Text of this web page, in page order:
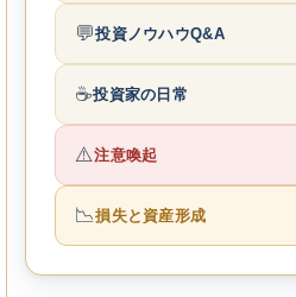
💬投資ノウハウQ&A
☕投資家の日常
⚠️注意喚起
📉損失と資産形成